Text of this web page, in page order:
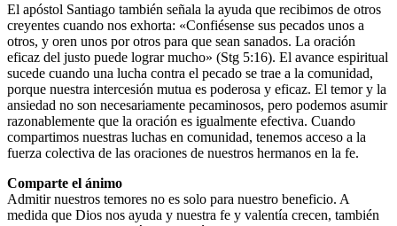
El apóstol Santiago también señala la ayuda que recibimos de otros
creyentes cuando nos exhorta: «Confiésense sus pecados unos a
otros, y oren unos por otros para que sean sanados. La oración
eficaz del justo puede lograr mucho» (Stg 5:16). El avance espiritual
sucede cuando una lucha contra el pecado se trae a la comunidad,
porque nuestra intercesión mutua es poderosa y eficaz. El temor y la
ansiedad no son necesariamente pecaminosos, pero podemos asumir
razonablemente que la oración es igualmente efectiva. Cuando
compartimos nuestras luchas en comunidad, tenemos acceso a la
fuerza colectiva de las oraciones de nuestros hermanos en la fe.
Comparte el ánimo
Admitir nuestros temores no es solo para nuestro beneficio. A
medida que Dios nos ayuda y nuestra fe y valentía crecen, también